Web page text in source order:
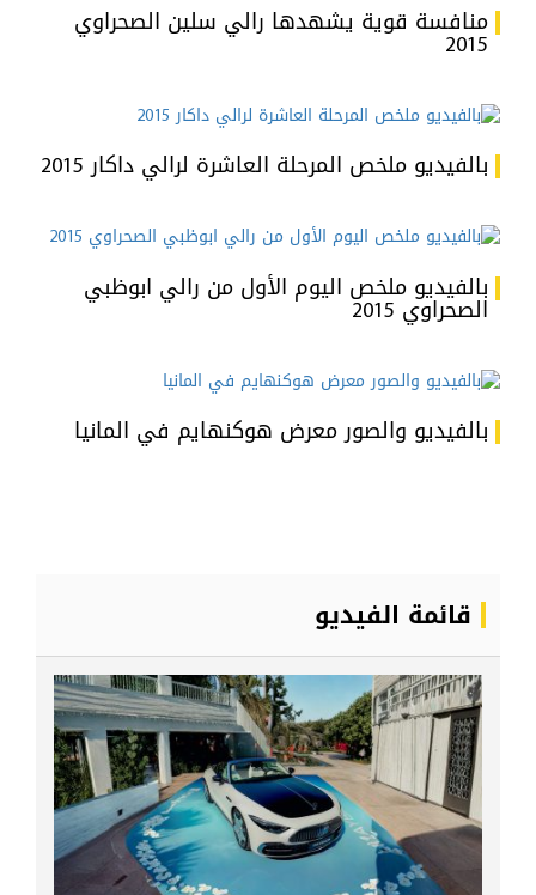
منافسة قوية يشهدها رالي سلين الصحراوي
2015
بالفيديو ملخص المرحلة العاشرة لرالي داكار 2015
بالفيديو ملخص اليوم الأول من رالي ابوظبي
الصحراوي 2015
بالفيديو والصور معرض هوكنهايم في المانيا
قائمة الفيديو